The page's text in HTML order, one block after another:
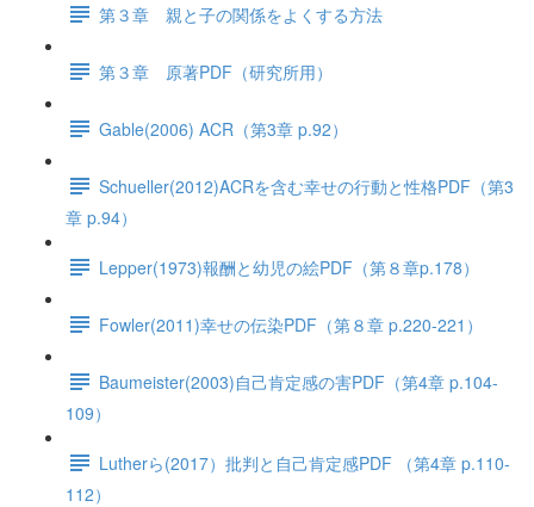
第３章 親と子の関係をよくする方法
第３章 原著PDF（研究所用）
Gable(2006) ACR（第3章 p.92）
Schueller(2012)ACRを含む幸せの行動と性格PDF（第3
章 p.94）
Lepper(1973)報酬と幼児の絵PDF（第８章p.178）
Fowler(2011)幸せの伝染PDF（第８章 p.220-221）
Baumeister(2003)自己肯定感の害PDF（第4章 p.104-
109）
Lutherら(2017）批判と自己肯定感PDF （第4章 p.110-
112）